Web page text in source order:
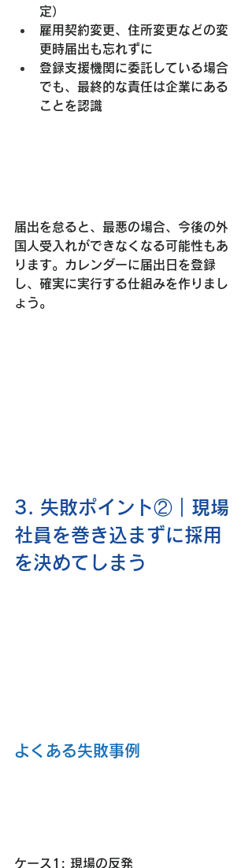
定）
雇用契約変更、住所変更などの変
更時届出も忘れずに
登録支援機関に委託している場合
でも、 最終的な責任は企業にある
ことを認識
届出を怠ると、最悪の場合、今後の外
国人受入れができなくなる可能性もあ
ります。カレンダーに届出日を登録
し、確実に実行する仕組みを作りまし
ょう。
3. 失敗ポイント②｜現場
社員を巻き込まずに採用
を決めてしまう
よくある失敗事例
ケース1: 現場の反発